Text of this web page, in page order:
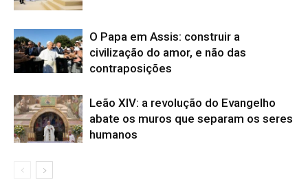
O Papa em Assis: construir a
civilização do amor, e não das
contraposições
Leão XIV: a revolução do Evangelho
abate os muros que separam os seres
humanos